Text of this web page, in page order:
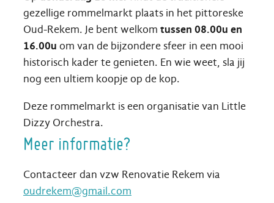
gezellige rommelmarkt plaats in het pittoreske
Oud-Rekem. Je bent welkom tussen 08.00u en
16.00u om van de bijzondere sfeer in een mooi
historisch kader te genieten. En wie weet, sla jij
nog een ultiem koopje op de kop.
Deze rommelmarkt is een organisatie van Little
Dizzy Orchestra.
Meer informatie?
Contacteer dan vzw Renovatie Rekem via
oudrekem@gmail.com